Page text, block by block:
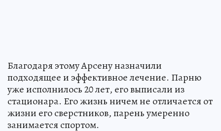
Благодаря этому Арсену назначили
подходящее и эффективное лечение. Парню
уже исполнилось 20 лет, его выписали из
стационара. Его жизнь ничем не отличается от
жизни его сверстников, парень умеренно
занимается спортом.